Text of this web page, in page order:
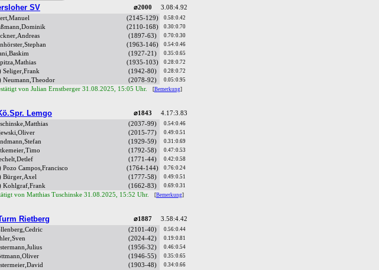
SV ⌀2000
3.08:4.92
(2145-129) 0.58:0.42
(2110-168) 0.30:0.70
(1897-63) 0.70:0.30
(1963-146) 0.54:0.46
(1927-21) 0.35:0.65
(1935-103) 0.28:0.72
Seliger,Frank (1942-80) 0.28:0.72
Neumann,Theodor (2078-92) 0.05:0.95
von Julian Ernstberger 31.08.2025, 15:05 Uhr. [Bemerkung]
Lemgo ⌀1843
4.17:3.83
(2037-99) 0.54:0.46
(2015-77) 0.49:0.51
(1929-59) 0.31:0.69
(1792-58) 0.47:0.53
(1771-44) 0.42:0.58
Pozo Campos,Francisco (1764-144) 0.76:0.24
Bürger,Axel (1777-58) 0.49:0.51
Kohlgraf,Frank (1662-83) 0.69:0.31
von Matthias Tuschinske 31.08.2025, 15:52 Uhr. [Bemerkung]
Rietberg ⌀1887
3.58:4.42
(2101-40) 0.56:0.44
(2024-42) 0.19:0.81
(1956-32) 0.46:0.54
(1946-55) 0.35:0.65
(1903-48) 0.34:0.66